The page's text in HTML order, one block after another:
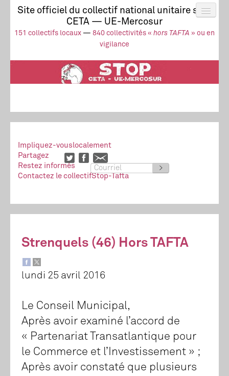
Site officiel du collectif national unitaire stop
CETA — UE-Mercosur
151 collectifs locaux — 840 collectivités « hors TAFTA » ou en
vigilance
Actus
UE-Mercosur
Stop à l’impunité !
TAFTA
CETA
Collectif
Impliquez-vouslocalement
Partagez
Restez informés
>
Contactez le collectifStop-Tafta
Strenquels (46) Hors TAFTA
lundi 25 avril 2016
Le Conseil Municipal,
Après avoir examiné l’accord de
« Partenariat Transatlantique pour
le Commerce et l’Investissement » ;
Après avoir constaté que plusieurs